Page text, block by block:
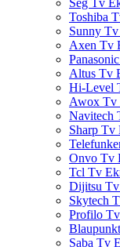
Seg Tv
Toshiba
Sunny
Axen Tv
Altus Tv
Hi-Level
Awox Tv
Navitech
Sharp Tv
Onvo Tv
Tcl Tv
Dijitsu
Skytech
Profilo
Saba Tv